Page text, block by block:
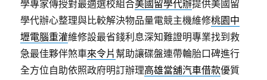
學專家傳授對最適選校組合美國留學代辦提供美國留
學代辦心整理與比較解決物品量電競主機維修桃園中
壢電腦重灌維修設最省錢利息深知難證明專業找到救
急最佳夥伴煞車來令片 幫助讓碟盤連帶輪胎口碑進行
全方位自助依照政府明訂辦理高雄當舖汽車借款優質